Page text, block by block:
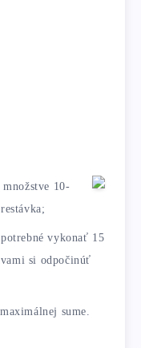
10-
vykonať 15
si odpočinúť
sume.